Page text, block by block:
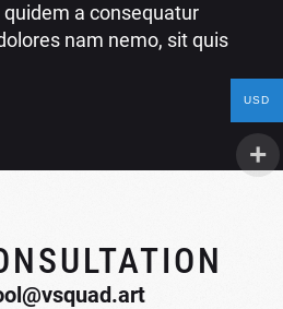
a consequatur
nam nemo, sit quis
USD